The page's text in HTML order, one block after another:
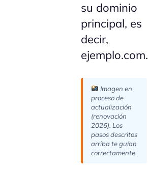
su dominio
principal, es
decir,
ejemplo.com.
Imagen en
proceso de
actualización
(renovación
2026). Los
pasos descritos
arriba te guían
correctamente.